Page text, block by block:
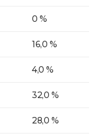
0 %
16,0 %
4,0 %
32,0 %
28,0 %